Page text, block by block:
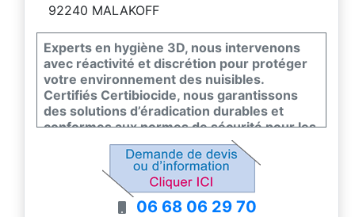
92240 MALAKOFF
Experts en hygiène 3D, nous intervenons
avec réactivité et discrétion pour protéger
votre environnement des nuisibles.
Certifiés Certibiocide, nous garantissons
des solutions d’éradication durables et
conformes aux normes de sécurité pour les
particuliers et les professionnels. Notre
équipe s’engage sur un diagnostic précis et
un suivi rigoureux pour assainir vos locaux
durablement. Faites le choix de l’efficacité et
de la sérénité avec un partenaire de
06 68 06 29 70